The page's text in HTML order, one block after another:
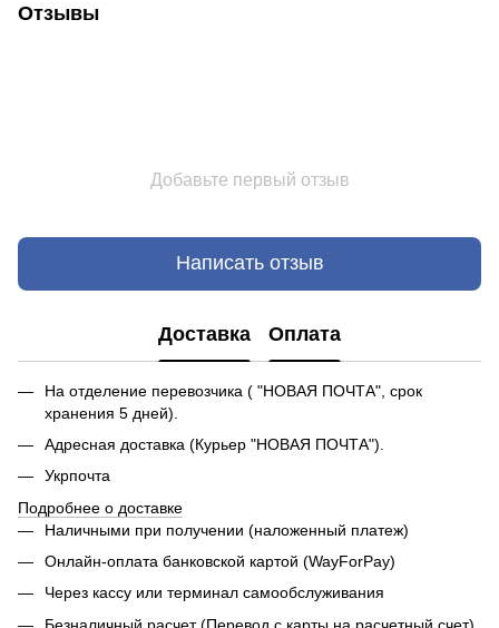
Отзывы
Добавьте первый отзыв
Написать отзыв
Доставка Оплата
На отделение перевозчика ( "НОВАЯ ПОЧТА", срок
хранения 5 дней).
Адресная доставка (Курьер "НОВАЯ ПОЧТА").
Укрпочта
Подробнее о доставке
Наличными при получении (наложенный платеж)
Онлайн-оплата банковской картой (WayForPay)
Через кассу или терминал самообслуживания